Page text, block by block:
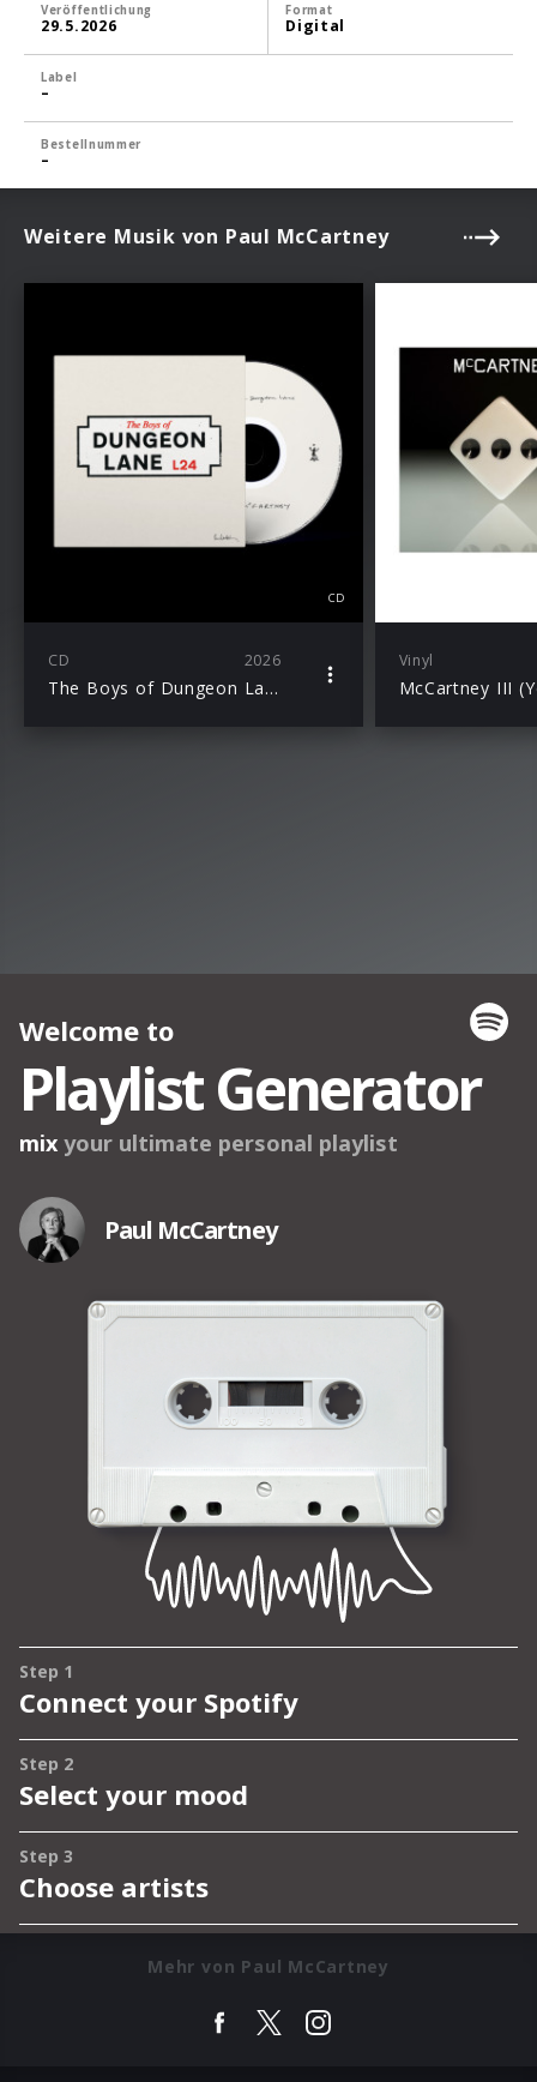
Veröffentlichung
29.5.2026
Format
Digital
Label
–
Bestellnummer
–
Weitere Musik von Paul McCartney
CD
CD 2026
The Boys of Dungeon Lane – CD
Vinyl
Mehr von Paul McCartney